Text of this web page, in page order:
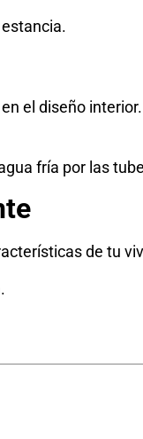
el diseño
fría por las
de tu